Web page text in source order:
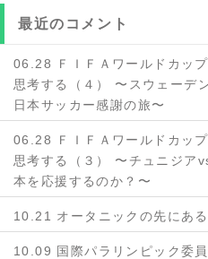
最近のコメント
06.28 ＦＩＦＡワールドカッ
思考する（４） 〜スウェーデ
日本サッカー感謝の旅〜
06.28 ＦＩＦＡワールドカッ
思考する（３） 〜チュニジア
本を応援するのか？〜
10.21 オータニックの先にあ
10.09 国際パラリンピック委